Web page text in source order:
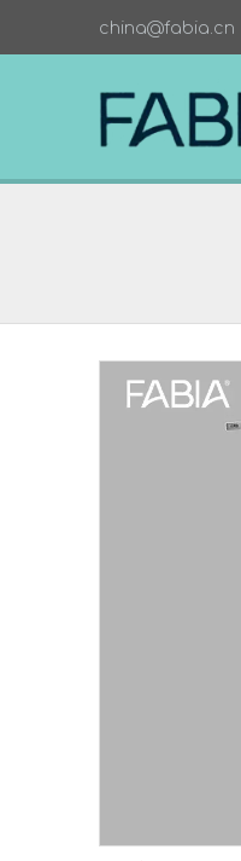
china@fabia.cn